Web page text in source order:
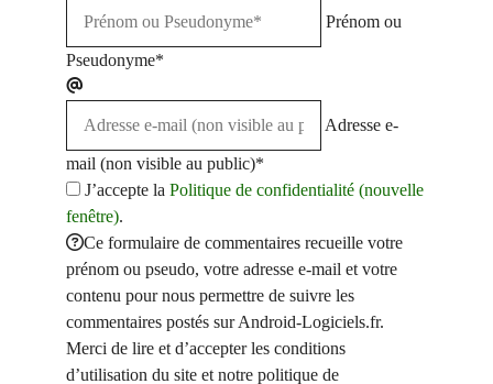
Prénom ou
Pseudonyme*
Adresse e-
mail (non visible au public)*
J’accepte la Politique de confidentialité (nouvelle
fenêtre).
Ce formulaire de commentaires recueille votre
prénom ou pseudo, votre adresse e-mail et votre
contenu pour nous permettre de suivre les
commentaires postés sur Android-Logiciels.fr.
Merci de lire et d’accepter les conditions
d’utilisation du site et notre politique de